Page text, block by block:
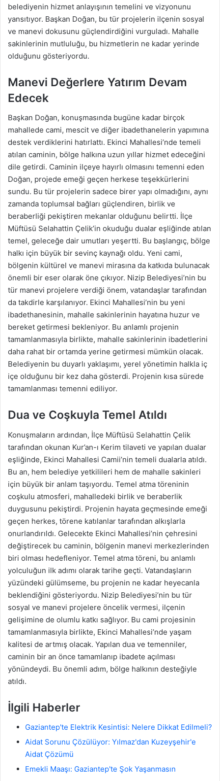
belediyenin hizmet anlayışının temelini ve vizyonunu
yansıtıyor. Başkan Doğan, bu tür projelerin ilçenin sosyal
ve manevi dokusunu güçlendirdiğini vurguladı. Mahalle
sakinlerinin mutluluğu, bu hizmetlerin ne kadar yerinde
olduğunu gösteriyordu.
Manevi Değerlere Yatırım Devam
Edecek
Başkan Doğan, konuşmasında bugüne kadar birçok
mahallede cami, mescit ve diğer ibadethanelerin yapımına
destek verdiklerini hatırlattı. Ekinci Mahallesi’nde temeli
atılan caminin, bölge halkına uzun yıllar hizmet edeceğini
dile getirdi. Caminin ilçeye hayırlı olmasını temenni eden
Doğan, projede emeği geçen herkese teşekkürlerini
sundu. Bu tür projelerin sadece birer yapı olmadığını, aynı
zamanda toplumsal bağları güçlendiren, birlik ve
beraberliği pekiştiren mekanlar olduğunu belirtti. İlçe
Müftüsü Selahattin Çelik’in okuduğu dualar eşliğinde atılan
temel, geleceğe dair umutları yeşertti. Bu başlangıç, bölge
halkı için büyük bir sevinç kaynağı oldu. Yeni cami,
bölgenin kültürel ve manevi mirasına da katkıda bulunacak
önemli bir eser olarak öne çıkıyor. Nizip Belediyesi’nin bu
tür manevi projelere verdiği önem, vatandaşlar tarafından
da takdirle karşılanıyor. Ekinci Mahallesi’nin bu yeni
ibadethanesinin, mahalle sakinlerinin hayatına huzur ve
bereket getirmesi bekleniyor. Bu anlamlı projenin
tamamlanmasıyla birlikte, mahalle sakinlerinin ibadetlerini
daha rahat bir ortamda yerine getirmesi mümkün olacak.
Belediyenin bu duyarlı yaklaşımı, yerel yönetimin halkla iç
içe olduğunu bir kez daha gösterdi. Projenin kısa sürede
tamamlanması temenni ediliyor.
Dua ve Coşkuyla Temel Atıldı
Konuşmaların ardından, İlçe Müftüsü Selahattin Çelik
tarafından okunan Kur’an-ı Kerim tilaveti ve yapılan dualar
eşliğinde, Ekinci Mahallesi Camii’nin temeli dualarla atıldı.
Bu an, hem belediye yetkilileri hem de mahalle sakinleri
için büyük bir anlam taşıyordu. Temel atma töreninin
coşkulu atmosferi, mahalledeki birlik ve beraberlik
duygusunu pekiştirdi. Projenin hayata geçmesinde emeği
geçen herkes, törene katılanlar tarafından alkışlarla
onurlandırıldı. Gelecekte Ekinci Mahallesi’nin çehresini
değiştirecek bu caminin, bölgenin manevi merkezlerinden
biri olması hedefleniyor. Temel atma töreni, bu anlamlı
yolculuğun ilk adımı olarak tarihe geçti. Vatandaşların
yüzündeki gülümseme, bu projenin ne kadar heyecanla
beklendiğini gösteriyordu. Nizip Belediyesi’nin bu tür
sosyal ve manevi projelere öncelik vermesi, ilçenin
gelişimine de olumlu katkı sağlıyor. Bu cami projesinin
tamamlanmasıyla birlikte, Ekinci Mahallesi’nde yaşam
kalitesi de artmış olacak. Yapılan dua ve temenniler,
caminin bir an önce tamamlanıp ibadete açılması
yönündeydi. Bu önemli adım, bölge halkının desteğiyle
atıldı.
İlgili Haberler
Gaziantep'te Elektrik Kesintisi: Nelere Dikkat Edilmeli?
Aidat Sorunu Çözülüyor: Yılmaz'dan Kuzeyşehir'e
Aidat Çözümü
Emekli Maaşı: Gaziantep'te Şok Yaşanmasın